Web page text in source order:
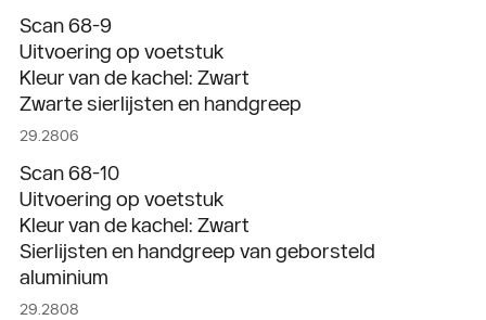
Scan 68-9
Uitvoering op voetstuk
Kleur van de kachel: Zwart
Zwarte sierlijsten en handgreep
29.2806
Scan 68-10
Uitvoering op voetstuk
Kleur van de kachel: Zwart
Sierlijsten en handgreep van geborsteld
aluminium
29.2808